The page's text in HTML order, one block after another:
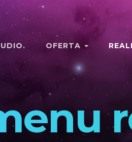
OFERTA